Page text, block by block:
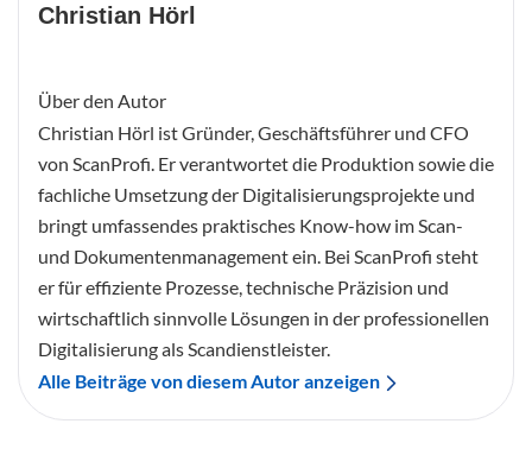
Christian Hörl
Über den Autor
Christian Hörl ist Gründer, Geschäftsführer und CFO
von ScanProfi. Er verantwortet die Produktion sowie die
fachliche Umsetzung der Digitalisierungsprojekte und
bringt umfassendes praktisches Know-how im Scan-
und Dokumentenmanagement ein. Bei ScanProfi steht
er für effiziente Prozesse, technische Präzision und
wirtschaftlich sinnvolle Lösungen in der professionellen
Digitalisierung als Scandienstleister.
Alle Beiträge von diesem Autor anzeigen